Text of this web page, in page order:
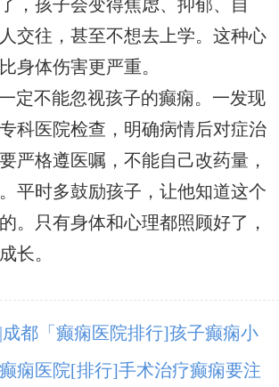
，孩子会变得焦虑、抑郁、自
交往，甚至不想去上学。这种心
身体伤害更严重。
定不能忽视孩子的癫痫。一发现
科医院检查，明确病情后对症治
严格遵医嘱，不能自己改药量，
平时多鼓励孩子，让他知道这个
。只有身体和心理都照顾好了，
长。
都「癫痫医院排行]孩子癫痫小
么?
痫医院[排行]手术治疗癫痫要注